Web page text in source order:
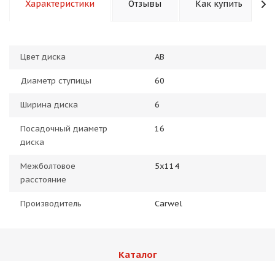
Характеристики Отзывы Как купить
Цвет диска AB
Диаметр ступицы 60
Ширина диска 6
Посадочный диаметр
диска
16
Межболтовое
расстояние
5x114
Производитель Carwel
Каталог